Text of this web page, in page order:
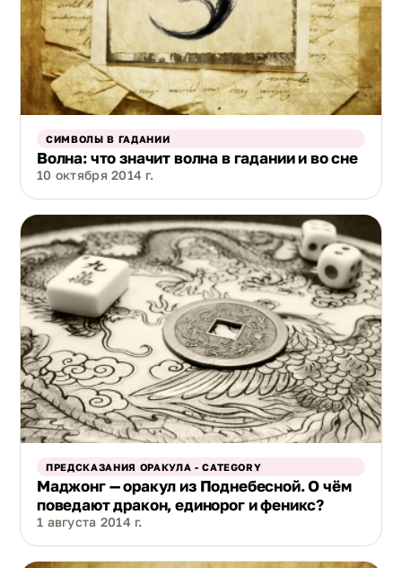
СИМВОЛЫ В ГАДАНИИ
Волна: что значит волна в гадании и во сне
10 октября 2014 г.
ПРЕДСКАЗАНИЯ ОРАКУЛА - CATEGORY
Маджонг — оракул из Поднебесной. О чём
поведают дракон, единорог и феникс?
1 августа 2014 г.